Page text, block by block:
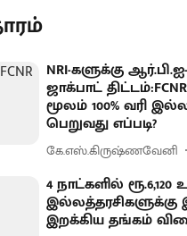
NRI-களுக்கு
ஜாக்பாட்
மூலம் 100% வரி
பெறுவது எப்படி?
கே.எஸ்.கிருஷ்ணவேனி
4 நாட்களில் ரூ.6,120
இல்லத்தரசிகளுக்கு
இறக்கிய தங்கம்